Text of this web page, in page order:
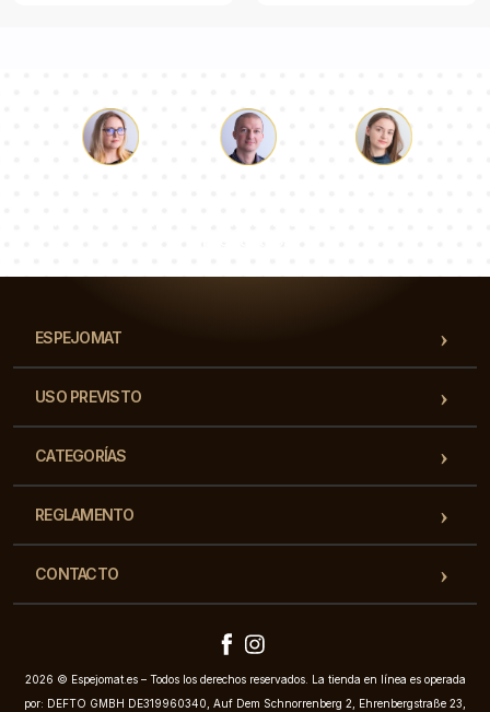
ESPEJOMAT
USO PREVISTO
CATEGORÍAS
REGLAMENTO
CONTACTO
2026 © Espejomat.es – Todos los derechos reservados. La tienda en línea es operada
por: DEFTO GMBH DE319960340, Auf Dem Schnorrenberg 2, Ehrenbergstraße 23,